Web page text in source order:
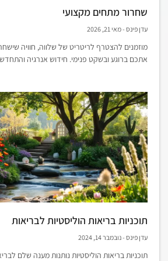
שחרור מתחים מקצועי
עדן פינס מאי 21, 2026
מוזמנים להצטרף לריטריט של שלווה, חוויה
אתכם ברוגע ובשקט פנימי. חידוש אנרגיה
תוכניות בריאות הוליסטיות לבריאות
עדן פינס נובמבר 14, 2024
תוכניות בריאות הוליסטיות נותנות מענה שלם